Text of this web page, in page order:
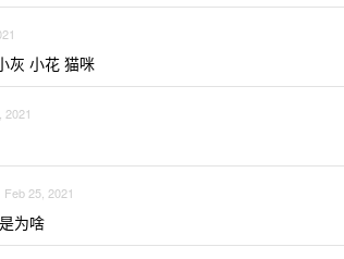
灰 小花 猫咪
2021
Feb 25, 2021
为啥